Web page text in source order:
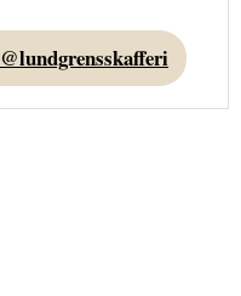
@lundgrensskafferi